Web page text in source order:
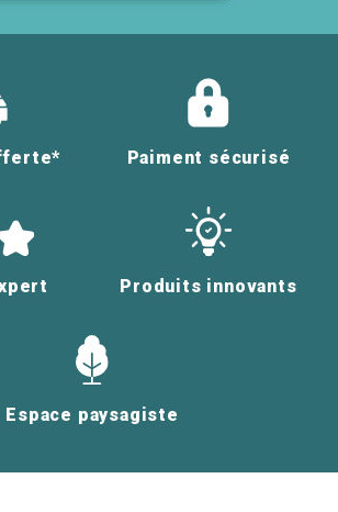
Paiment sécurisé
Produits innovants
Espace paysagiste